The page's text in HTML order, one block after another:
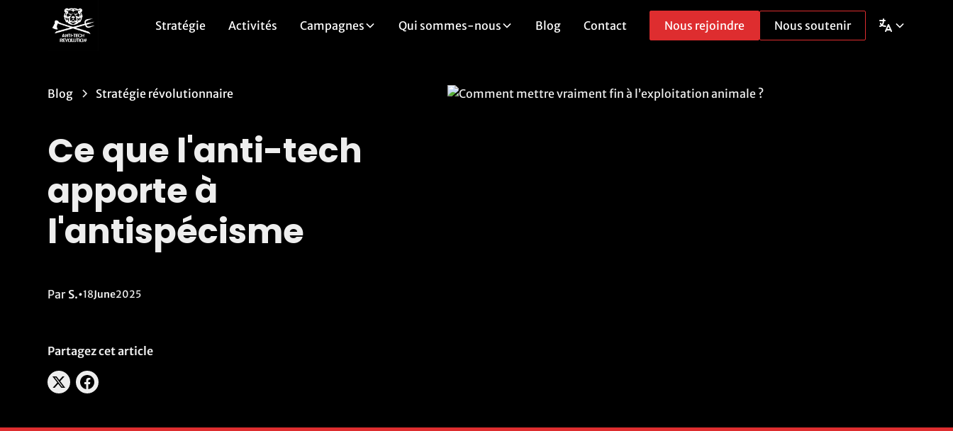
Stratégie Activités Campagnes Qui sommes-nous Blog Contact Nous rejoindre Nous soutenir
Blog Stratégie révolutionnaire
Ce que l'anti-tech
apporte à
l'antispécisme
Par S.•18June2025
Partagez cet article